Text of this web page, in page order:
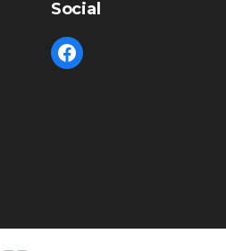
Social